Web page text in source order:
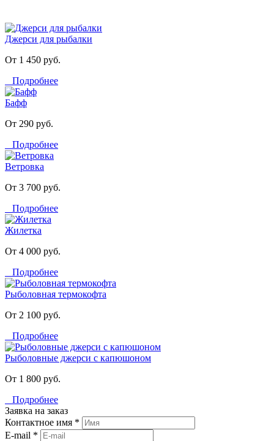
Джерси для рыбалки
От 1 450 руб.
Подробнее
Бафф
От 290 руб.
Подробнее
Ветровка
От 3 700 руб.
Подробнее
Жилетка
От 4 000 руб.
Подробнее
Рыболовная термокофта
От 2 100 руб.
Подробнее
Рыболовные джерси с капюшоном
От 1 800 руб.
Подробнее
Заявка на заказ
Контактное имя *
E-mail *